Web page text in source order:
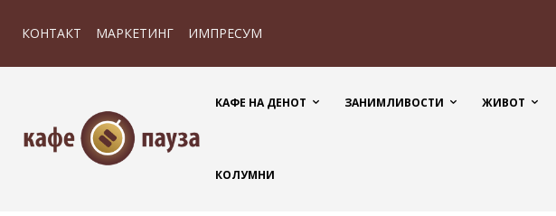
КОНТАКТ МАРКЕТИНГ ИМПРЕСУМ
КАФЕ НА ДЕНОТ ЗАНИМЛИВОСТИ ЖИВОТ
КОЛУМНИ